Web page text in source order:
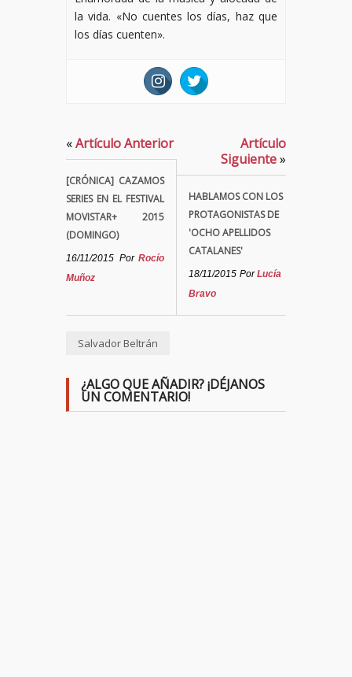
la vida. «No cuentes los días, haz que
los días cuenten».
«Artículo Anterior
[CRÓNICA] CAZAMOS
SERIES EN EL FESTIVAL
MOVISTAR+ 2015
(DOMINGO)
16/11/2015 Por Rocío
Muñoz
Artículo
Siguiente»
HABLAMOS CON LOS
PROTAGONISTAS DE
'OCHO APELLIDOS
CATALANES'
18/11/2015 PorLucía
Bravo
Salvador Beltrán
¿ALGO QUE AÑADIR? ¡DÉJANOS
UN COMENTARIO!